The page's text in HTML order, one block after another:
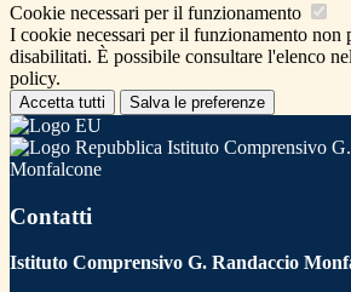
Cookie necessari per il funzionamento
I cookie necessari per il funzionamento non
disabilitati. È possibile consultare l'elenco
policy.
Accetta tutti Salva le preferenze
Istituto Comprensivo
Monfalcone
Contatti
Istituto Comprensivo G. Randaccio